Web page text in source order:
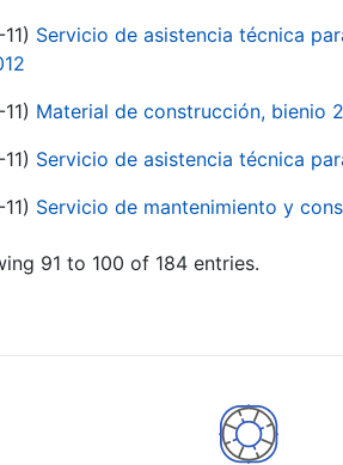
Servicio de asistencia técnica
Material de construcción, bienio
Servicio de asistencia técnica
Servicio de mantenimiento y
91 to 100 of 184 entries.